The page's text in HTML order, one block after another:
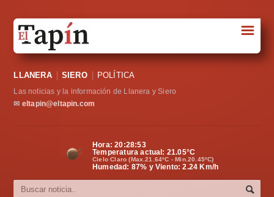
Sociedad
Política
Cultura
☰
LLANERA SIERO POLÍTICA
Las noticias y la información de Llanera y Siero
✉ eltapin@eltapin.com
Hora:20:28:53
Temperatura actual: 21.05°C
Cielo Claro (Max.21.64ºC - Min.20.45ºC)
Humedad: 87% y Viento: 2.24 Km/h